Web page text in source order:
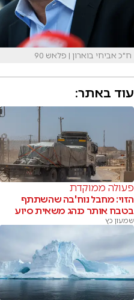
ח"כ אביחי בוארון | פלאש 90
עוד באתר:
פעולה ממוקדת
הזוי: מחבל נוח'בה שהשתתף
בטבח אותר כנהג משאית סיוע
שמעון כץ